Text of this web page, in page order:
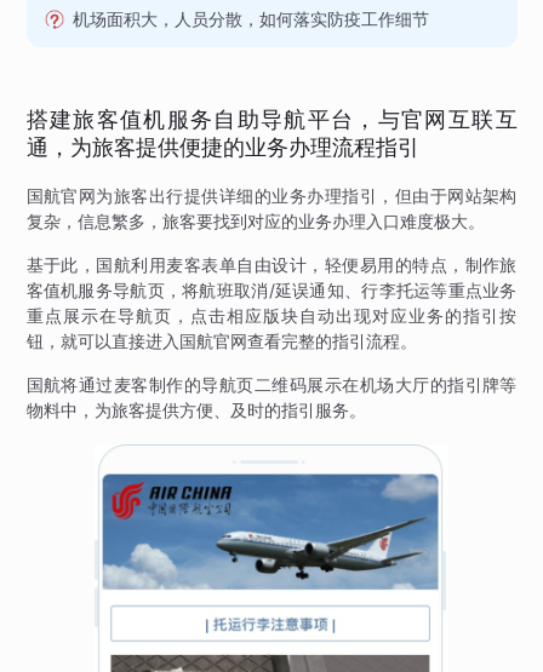
机场面积大，人员分散，如何落实防疫工作细节
搭建旅客值机服务自助导航平台，与官网互联互
通，为旅客提供便捷的业务办理流程指引
国航官网为旅客出行提供详细的业务办理指引，但由于网站架构
复杂，信息繁多，旅客要找到对应的业务办理入口难度极大。
基于此，国航利用麦客表单自由设计，轻便易用的特点，制作旅
客值机服务导航页，将航班取消/延误通知、行李托运等重点业务
重点展示在导航页，点击相应版块自动出现对应业务的指引按
钮，就可以直接进入国航官网查看完整的指引流程。
国航将通过麦客制作的导航页二维码展示在机场大厅的指引牌等
物料中，为旅客提供方便、及时的指引服务。